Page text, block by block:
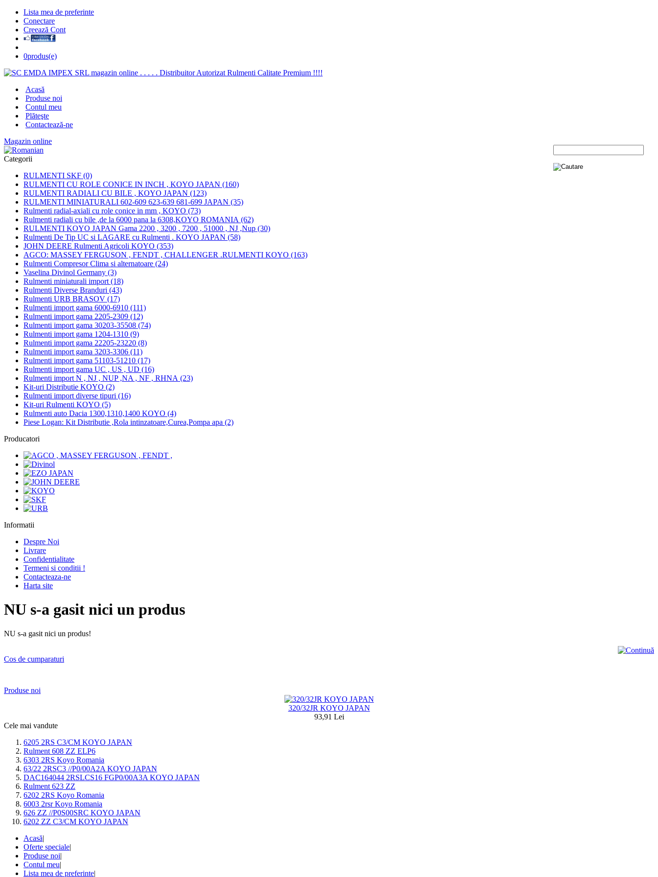
Lista mea de preferinte
Conectare
Creează Cont
0produs(e)
Acasă
Produse noi
Contul meu
Plăteşte
Contactează-ne
Magazin online
Categorii
RULMENTI SKF (0)
RULMENTI CU ROLE CONICE IN INCH , KOYO JAPAN (160)
RULMENTI RADIALI CU BILE , KOYO JAPAN (123)
RULMENTI MINIATURALI 602-609 623-639 681-699 JAPAN (35)
Rulmenti radial-axiali cu role conice in mm , KOYO (73)
Rulmenti radiali cu bile ,de la 6000 pana la 6308,KOYO ROMANIA (62)
RULMENTI KOYO JAPAN Gama 2200 , 3200 , 7200 , 51000 , NJ ,Nup (30)
Rulmenti De Tip UC si LAGARE cu Rulmenti . KOYO JAPAN (58)
JOHN DEERE Rulmenti Agricoli KOYO (353)
AGCO: MASSEY FERGUSON , FENDT , CHALLENGER .RULMENTI KOYO (163)
Rulmenti Compresor Clima si alternatoare (24)
Vaselina Divinol Germany (3)
Rulmenti miniaturali import (18)
Rulmenti Diverse Branduri (43)
Rulmenti URB BRASOV (17)
Rulmenti import gama 6000-6910 (111)
Rulmenti import gama 2205-2309 (12)
Rulmenti import gama 30203-35508 (74)
Rulmenti import gama 1204-1310 (9)
Rulmenti import gama 22205-23220 (8)
Rulmenti import gama 3203-3306 (11)
Rulmenti import gama 51103-51210 (17)
Rulmenti import gama UC , US , UD (16)
Rulmenti import N , NJ , NUP ,NA , NF , RHNA (23)
Kit-uri Distributie KOYO (2)
Rulmenti import diverse tipuri (16)
Kit-uri Rulmenti KOYO (5)
Rulmenti auto Dacia 1300,1310,1400 KOYO (4)
Piese Logan: Kit Distributie ,Rola intinzatoare,Curea,Pompa apa (2)
Producatori
Informatii
Despre Noi
Livrare
Confidentialitate
Termeni si conditii !
Contacteaza-ne
Harta site
NU s-a gasit nici un produs
NU s-a gasit nici un produs!
Cos de cumparaturi
Produse noi
320/32JR KOYO JAPAN
93,91 Lei
Cele mai vandute
6205 2RS C3/CM KOYO JAPAN
Rulment 608 ZZ ELP6
6303 2RS Koyo Romania
63/22 2RSC3 //P0/00A2A KOYO JAPAN
DAC164044 2RSLCS16 FGP0/00A3A KOYO JAPAN
Rulment 623 ZZ
6202 2RS Koyo Romania
6003 2rsr Koyo Romania
626 ZZ //P0S00SRC KOYO JAPAN
6202 ZZ C3/CM KOYO JAPAN
Acasă|
Oferte speciale|
Produse noi|
Contul meu|
Lista mea de preferinte|